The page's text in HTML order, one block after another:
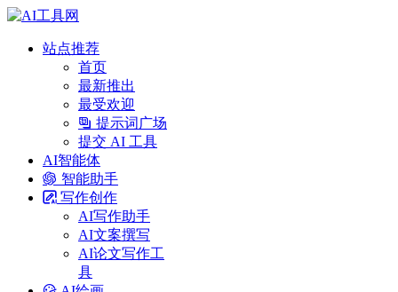
站点推荐
首页
最新推出
最受欢迎
提示词广场
提交 AI 工具
AI智能体
智能助手
写作创作
AI写作助手
AI文案撰写
AI论文写作工
具